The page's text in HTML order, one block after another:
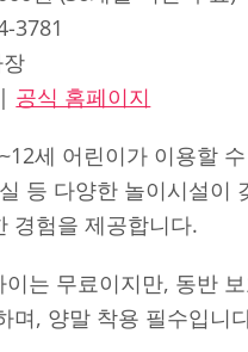
3781
| 공식 홈페이지
세 어린이가 이용할
등 다양한 놀이시설이
경험을 제공합니다.
는 무료이지만, 동반
며, 양말 착용 필수입니